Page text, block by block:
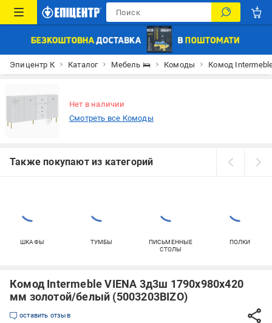
Эпицентр К Каталог Мебель 🛌 Комоды Комод
Нет в наличии
Смотреть все Комоды
Также покупают из категорий
ШКАФЫ ТУМБЫ
ПИСЬМЕННЫЕ
СТОЛЫ
ПОЛКИ
Комод Intermeble VIENA 3д3ш 1790x980x420
мм золотой/белый (5003203BIZO)
оставить отзыв